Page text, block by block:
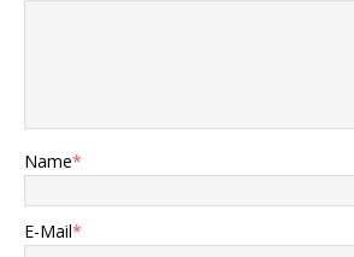
Name*
E-Mail*